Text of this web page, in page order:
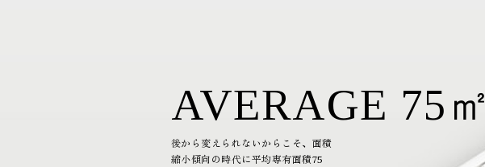
AVERAGE 75㎡
後から変えられないからこそ、面積
縮小傾向の時代に平均専有面積75